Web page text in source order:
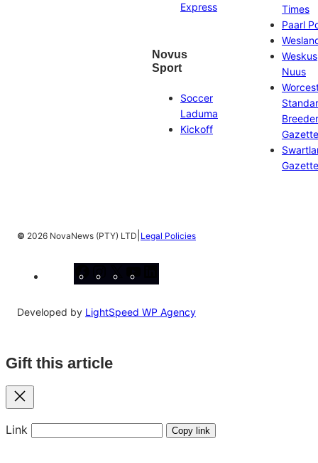
Express
Novus
Sport
Soccer
Laduma
Kickoff
Times
Paarl
Weskus
Nuus
Gazette
Gazette
© 2026 NovaNews (PTY) LTD Legal Policies
Developed by LightSpeed WP Agency
Gift this article
Close
Link Copy link